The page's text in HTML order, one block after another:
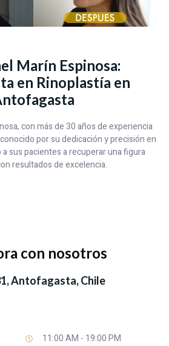
Marín Espinosa:
en Rinoplastía en
con más de 30 años de experiencia
por su dedicación y precisión en
sus pacientes a recuperar una figura
resultados de excelencia.
con nosotros
Antofagasta, Chile
11:00 AM - 19:00 PM